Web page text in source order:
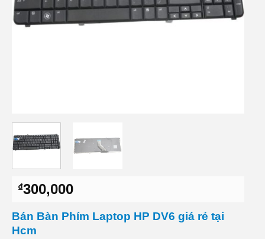
₫300,000
Bán Bàn Phím Laptop HP DV6 giá rẻ tại
Hcm